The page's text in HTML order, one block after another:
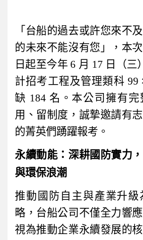
「台船的過去或許您來不
的未來不能沒有您」，本
日起至今年 6 月 17 日（三）
計招考工程及管理類科 99
缺 184 名。本公司擁有完
用、留制度，誠摯邀請有
的菁英們踴躍報考。
永續動能：深耕國防實力
與環保浪潮
推動國防自主與產業升級
略，台船公司不僅全力響
視為推動企業永續發展的